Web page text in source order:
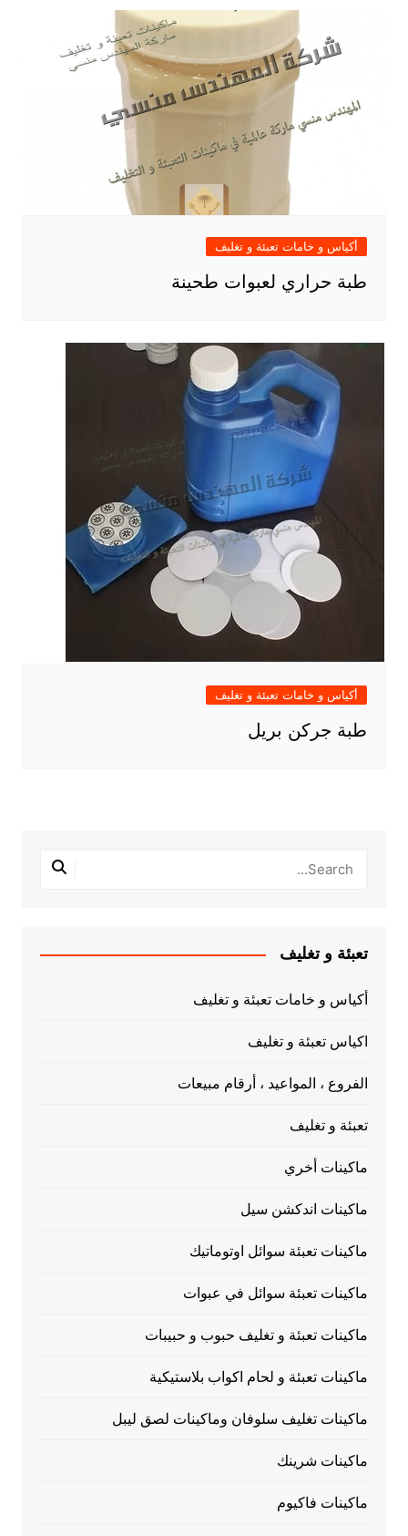
أكياس و خامات تعبئة و تغليف
طبة حراري لعبوات طحينة
أكياس و خامات تعبئة و تغليف
طبة جركن بريل
تعبئة و تغليف
أكياس و خامات تعبئة و تغليف
اكياس تعبئة و تغليف
الفروع ، المواعيد ، أرقام مبيعات
تعبئة و تغليف
ماكينات أخري
ماكينات اندكشن سيل
ماكينات تعبئة سوائل اوتوماتيك
ماكينات تعبئة سوائل في عبوات
ماكينات تعبئة و تغليف حبوب و حبيبات
ماكينات تعبئة و لحام اكواب بلاستيكية
ماكينات تغليف سلوفان وماكينات لصق ليبل
ماكينات شرينك
ماكينات فاكيوم